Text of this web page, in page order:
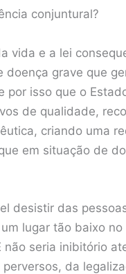
conjuntural?
vida e a lei
doença grave que
por isso que o
de qualidade,
criando uma
em situação de
desistir das
lugar tão baixo
não seria inibitório
da